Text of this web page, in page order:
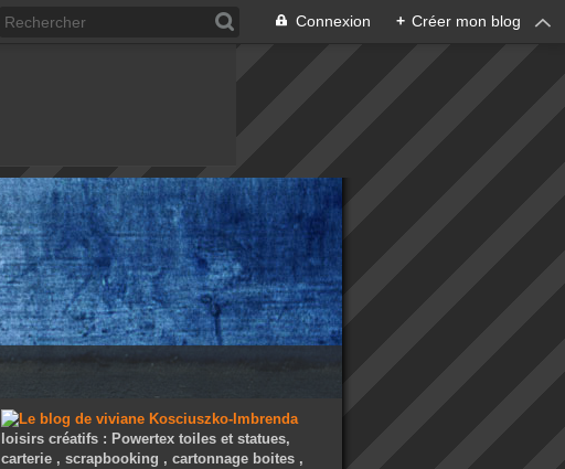
Connexion + Créer mon blog
loisirs créatifs : Powertex toiles et statues,
carterie , scrapbooking , cartonnage boites ,